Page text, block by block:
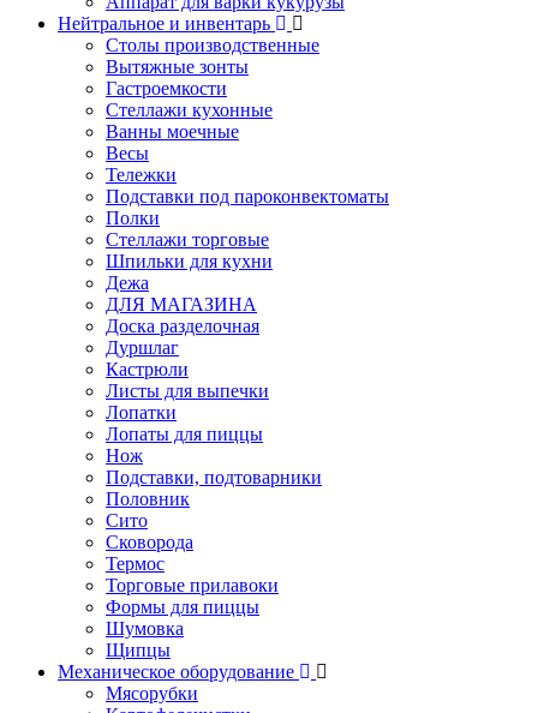
Нейтральное и инвентарь
Столы производственные
Вытяжные зонты
Гастроемкости
Стеллажи кухонные
Ванны моечные
Весы
Тележки
Подставки под пароконвектоматы
Полки
Стеллажи торговые
Шпильки для кухни
Дежа
ДЛЯ МАГАЗИНА
Доска разделочная
Дуршлаг
Кастрюли
Листы для выпечки
Лопатки
Лопаты для пиццы
Нож
Подставки, подтоварники
Половник
Сито
Сковорода
Термос
Торговые прилавоки
Формы для пиццы
Шумовка
Щипцы
Механическое оборудование
Мясорубки